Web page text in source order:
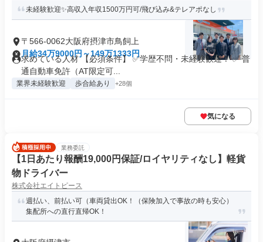
未経験歓迎✨高収入年収1500万円可/飛び込み&テレアポなし
〒566-0062大阪府摂津市鳥飼上
月給34万9000円～149万1333円
求めている人材 【必須条件】 ✅学歴不問・未経験歓迎！ ✅ 普
通自動車免許（AT限定可...
業界未経験歓迎 歩合給あり +28個
気になる
業務委託
【1日あたり報酬19,000円保証/ロイヤリティなし】軽貨
物ドライバー
株式会社エイトピース
週払い、前払い可（車両貸出OK！（保険加入で事故の時も安心）
集配所への直行直帰OK！